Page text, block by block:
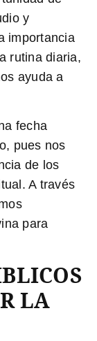
y
importancia
rutina diaria,
ayuda a
fecha
pues nos
de los
A través
para
LA